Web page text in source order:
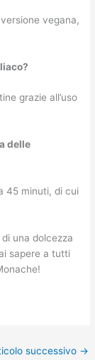
vegana,
grazie all’uso
delle
45 minuti, di cui
una dolcezza
sapere a tutti
successivo →